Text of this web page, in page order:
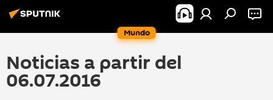
Mundo
Noticias a partir del
06.07.2016